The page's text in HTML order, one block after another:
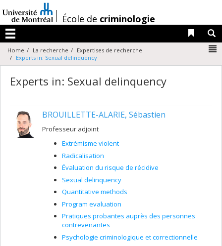
au
contenu
/École de criminologie
Menu
Liens
Home La recherche
Expertises de recherche
Experts in: Sexual delinquency
Experts in: Sexual delinquency
BROUILLETTE-ALARIE, Sébastien
Professeur adjoint
Extrémisme violent
Radicalisation
Évaluation du risque de récidive
Sexual delinquency
Quantitative methods
Program evaluation
Pratiques probantes auprès des personnes
contrevenantes
Psychologie criminologique et correctionnelle